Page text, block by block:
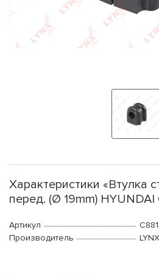
Характеристики «Втулка
перед. (Ø 19mm) HYUNDAI
Артикул
Производитель